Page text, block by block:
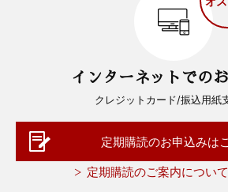
インターネットでの
クレジットカード/振込用紙
定期購読のお申込みは
定期購読のご案内につい